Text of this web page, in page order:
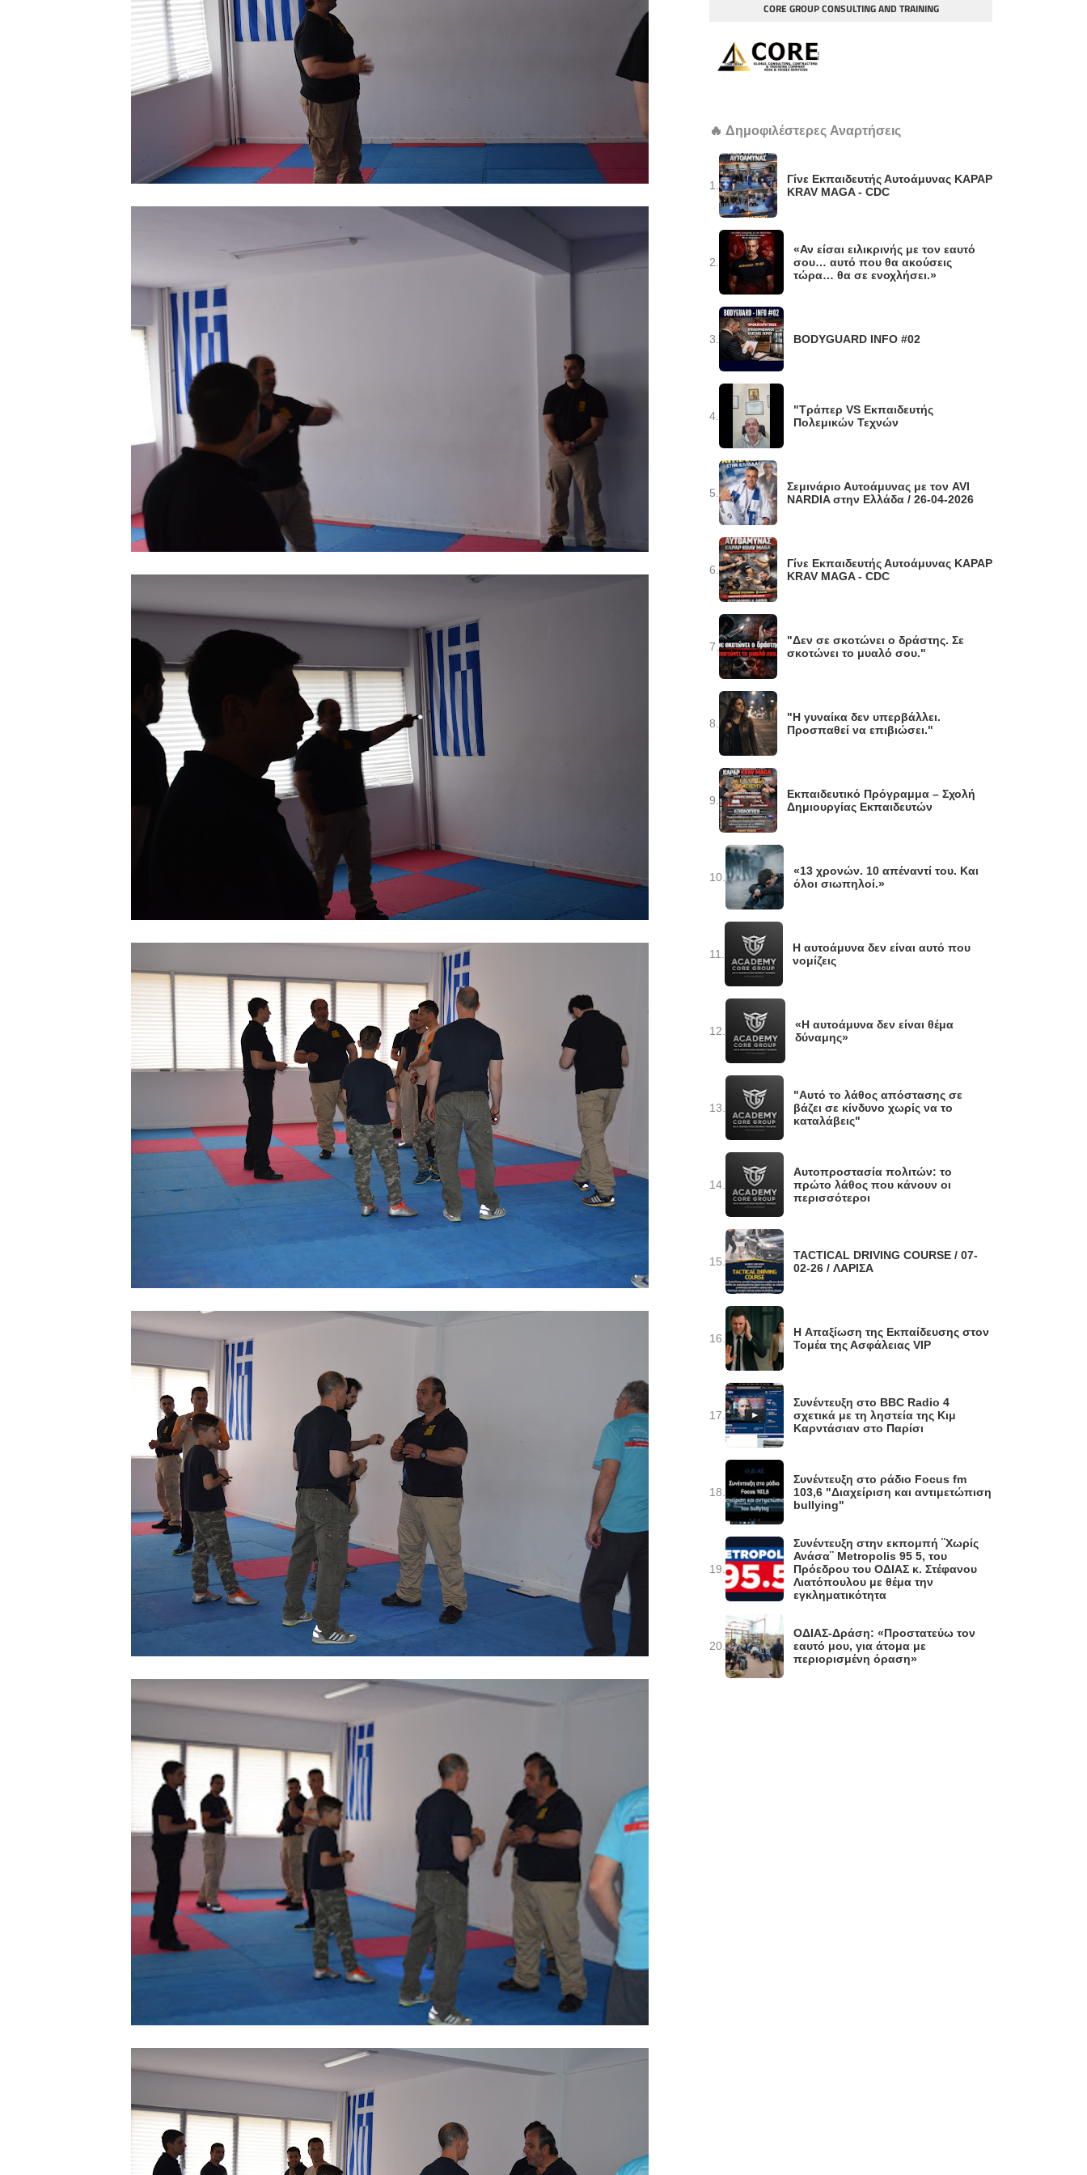
CORE GROUP CONSULTING AND TRAINING
🔥 Δημοφιλέστερες Αναρτήσεις
1.
Γίνε Εκπαιδευτής Αυτοάμυνας KAPAP
KRAV MAGA - CDC
2.
«Αν είσαι ειλικρινής με τον εαυτό
σου… αυτό που θα ακούσεις
τώρα… θα σε ενοχλήσει.»
3. BODYGUARD INFO #02
4.
"Τράπερ VS Εκπαιδευτής
Πολεμικών Τεχνών
5.
Σεμινάριο Αυτοάμυνας με τον AVI
NARDIA στην Ελλάδα / 26-04-2026
6.
Γίνε Εκπαιδευτής Αυτοάμυνας KAPAP
KRAV MAGA - CDC
7.
"Δεν σε σκοτώνει ο δράστης. Σε
σκοτώνει το μυαλό σου."
8.
"Η γυναίκα δεν υπερβάλλει.
Προσπαθεί να επιβιώσει."
9.
Εκπαιδευτικό Πρόγραμμα – Σχολή
Δημιουργίας Εκπαιδευτών
10.
«13 χρονών. 10 απέναντί του. Και
όλοι σιωπηλοί.»
11.
Η αυτοάμυνα δεν είναι αυτό που
νομίζεις
12.
«Η αυτοάμυνα δεν είναι θέμα
δύναμης»
13.
"Αυτό το λάθος απόστασης σε
βάζει σε κίνδυνο χωρίς να το
καταλάβεις"
14.
Αυτοπροστασία πολιτών: το
πρώτο λάθος που κάνουν οι
περισσότεροι
15.
TACTICAL DRIVING COURSE / 07-
02-26 / ΛΑΡΙΣΑ
16.
H Απαξίωση της Εκπαίδευσης στον
Τομέα της Ασφάλειας VIP
17.
Συνέντευξη στο BBC Radio 4
σχετικά με τη ληστεία της Κιμ
Καρντάσιαν στο Παρίσι
18.
Συνέντευξη στο ράδιο Focus fm
103,6 "Διαχείριση και αντιμετώπιση
bullying"
19.
Συνέντευξη στην εκπομπή ¨Χωρίς
Ανάσα¨ Metropolis 95 5, του
Πρόεδρου του ΟΔΙΑΣ κ. Στέφανου
Λιατόπουλου με θέμα την
εγκληματικότητα
20.
ΟΔΙΑΣ-Δράση: «Προστατεύω τον
εαυτό μου, για άτομα με
περιορισμένη όραση»